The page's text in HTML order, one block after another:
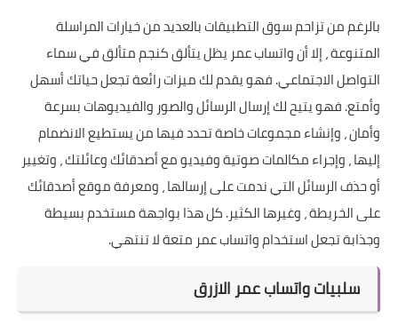
بالرغم من تزاحم سوق التطبيقات بالعديد من خيارات المراسلة
المتنوعة ، إلا أن واتساب عمر يظل يتألق كنجم متألق في سماء
التواصل الاجتماعي. فهو يقدم لك ميزات رائعة تجعل حياتك أسهل
وأمتع. فهو يتيح لك إرسال الرسائل والصور والفيديوهات بسرعة
وأمان ، وإنشاء مجموعات خاصة تحدد فيها من يستطيع الانضمام
إليها ، وإجراء مكالمات صوتية وفيديو مع أصدقائك وعائلتك ، وتغيير
أو حذف الرسائل التي ندمت على إرسالها ، ومعرفة موقع أصدقائك
على الخريطة ، وغيرها الكثير. كل هذا بواجهة مستخدم بسيطة
وجذابة تجعل استخدام واتساب عمر متعة لا تنتهي.
سلبيات واتساب عمر الازرق